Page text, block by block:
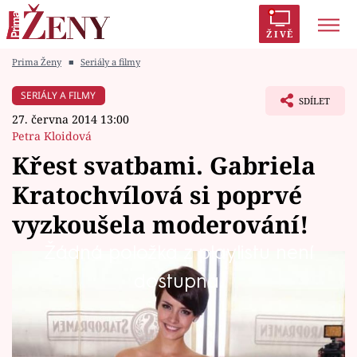
ŽIVĚ
Módní alarm
Témata
Celebrity
Seriály
Prima Ženy ■ Seriály a filmy
SERIÁLY A FILMY
27. června 2014 13:00
Petra Kloidová
SDÍLET
Křest svatbami. Gabriela
Kratochvílová si poprvé
vyzkoušela moderování!
Žádná položka z playlistu není
dostupná.
Gabriela Kratochvílová si poprvé vyzkoušela
moderování a to rovnou ve svatebních šatech.
Opravdový křest ohněm ji s Romanem
Šebrlem čeká již tuto neděli jako novou